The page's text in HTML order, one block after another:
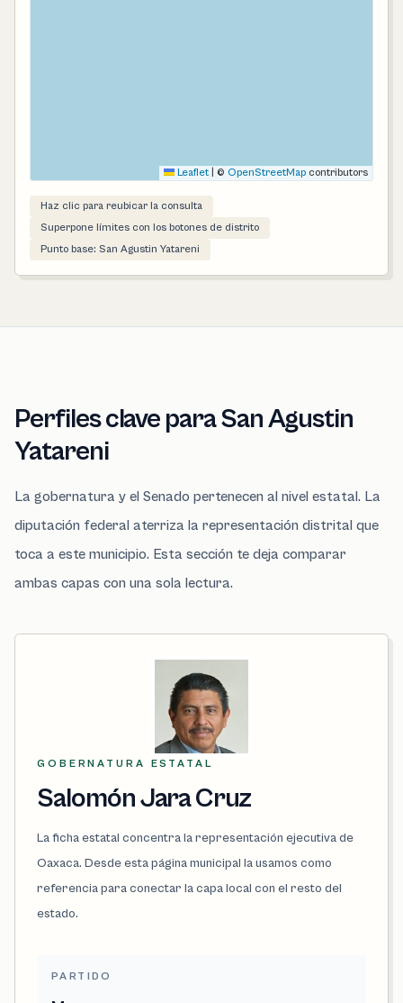
Leaflet © OpenStreetMap contributors
Haz clic para reubicar la consulta
Superpone límites con los botones de distrito
Punto base: San Agustin Yatareni
Perfiles clave para San Agustin
Yatareni
La gobernatura y el Senado pertenecen al nivel estatal. La
diputación federal aterriza la representación distrital que
toca a este municipio. Esta sección te deja comparar
ambas capas con una sola lectura.
GOBERNATURA ESTATAL
Salomón Jara Cruz
La ficha estatal concentra la representación ejecutiva de
Oaxaca. Desde esta página municipal la usamos como
referencia para conectar la capa local con el resto del
estado.
PARTIDO